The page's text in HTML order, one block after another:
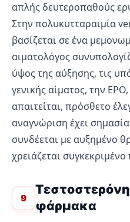
απλής δευτεροπαθούς
Στην πολυκυτταραιμία
βασίζεται σε ένα
αιματολόγος
ύψος της αύξησης, τις
γενικής αίματος, την
απαιτείται, πρόσθετο
αναγνώριση έχει
συνδέεται με αυξημένο
χρειάζεται
9
φάρμακα